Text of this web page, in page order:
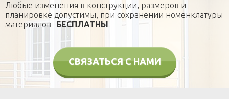
Любые изменения в конструкции, размеров и
планировке допустимы, при сохранении номенклатуры
материалов- БЕСПЛАТНЫ
СВЯЗАТЬСЯ С НАМИ